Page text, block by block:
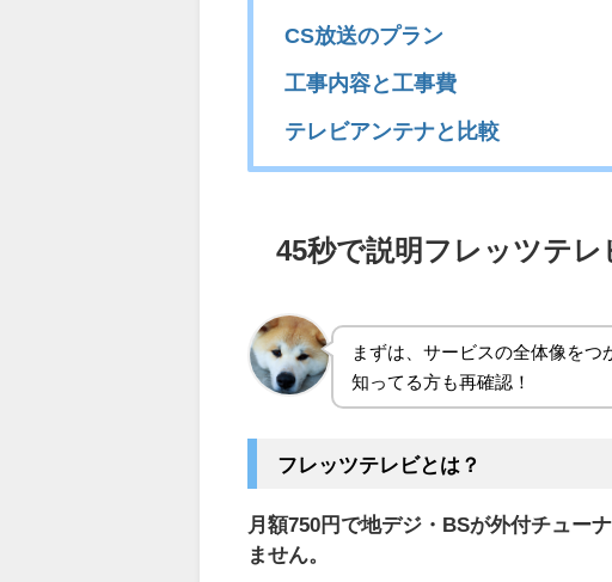
CS放送のプラン
工事内容と工事費
テレビアンテナと比較
45秒で説明フレッツテレ
まずは、サービスの全体像をつ
知ってる方も再確認！
フレッツテレビとは？
月額750円で地デジ・BSが外付チュー
ません。